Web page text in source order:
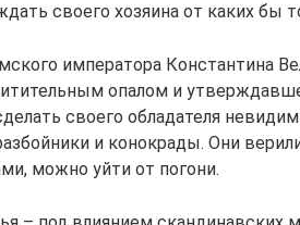
своего хозяина от каких бы
императора Константина
опалом и
своего обладателя
и конокрады. Они
можно уйти от погони.